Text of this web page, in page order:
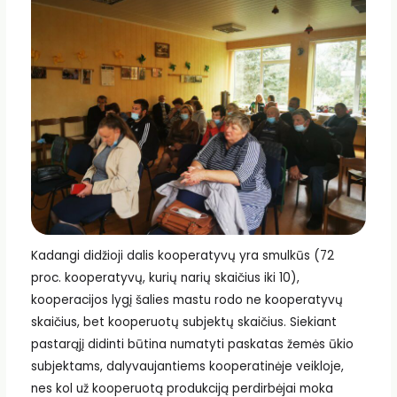
Kadangi didžioji dalis kooperatyvų yra smulkūs (72
proc. kooperatyvų, kurių narių skaičius iki 10),
kooperacijos lygį šalies mastu rodo ne kooperatyvų
skaičius, bet kooperuotų subjektų skaičius. Siekiant
pastarąjį didinti būtina numatyti paskatas žemės ūkio
subjektams, dalyvaujantiems kooperatinėje veikloje,
nes kol už kooperuotą produkciją perdirbėjai moka